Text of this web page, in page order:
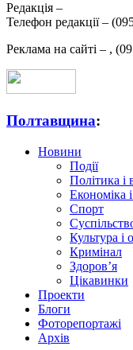
Редакція –
Телефон редакції –
Реклама на сайті – ,
Полтавщина:
Новини
Події
Політика і
Економіка
Спорт
Культура і
Кримінал
Здоров’я
Цікавинки
Проекти
Блоги
Фоторепортажі
Архів